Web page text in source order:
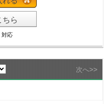
ちら
対応
次へ>>